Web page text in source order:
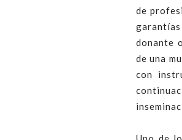
de
donante
de una
con